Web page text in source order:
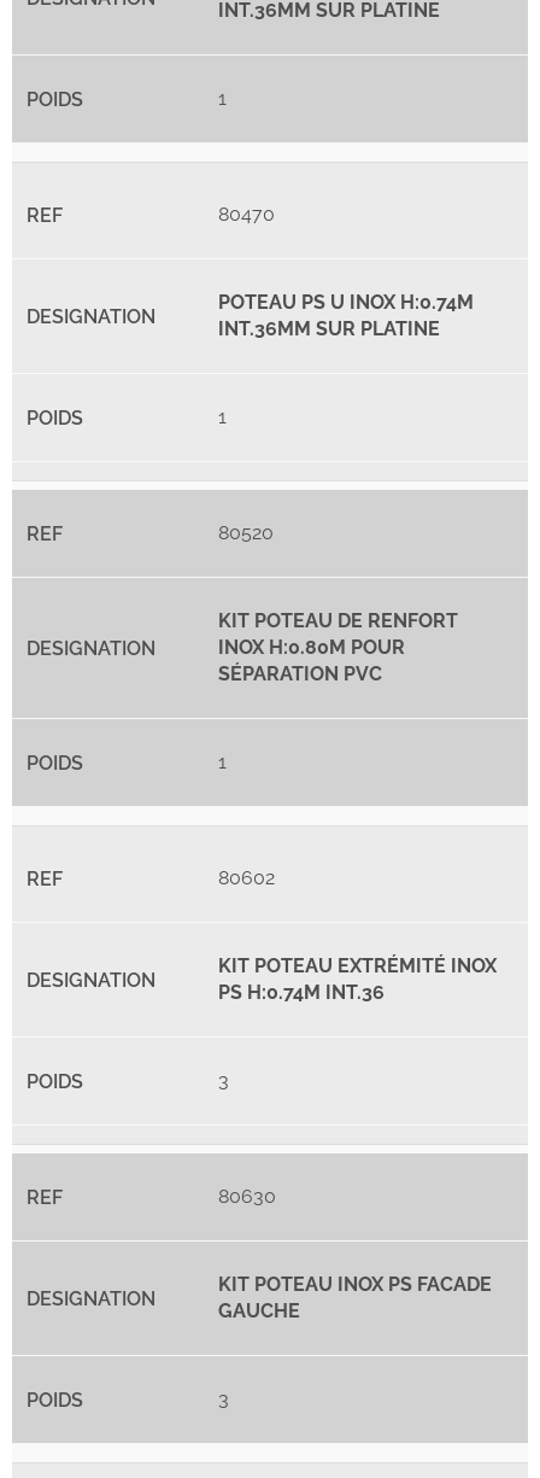
INT.36MM SUR PLATINE
1
80470
POTEAU PS U INOX H:0.74M
INT.36MM SUR PLATINE
1
80520
KIT POTEAU DE RENFORT
INOX H:0.80M POUR
SÉPARATION PVC
1
80602
KIT POTEAU EXTRÉMITÉ INOX
PS H:0.74M INT.36
3
80630
KIT POTEAU INOX PS FACADE
GAUCHE
3